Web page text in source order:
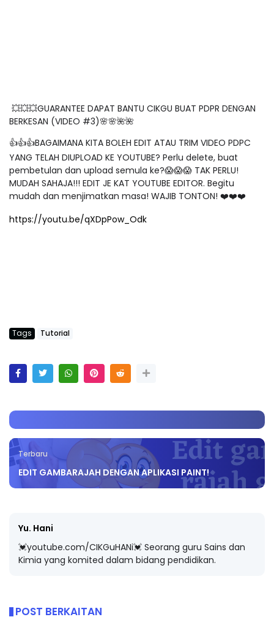
💥💥💥GUARANTEE DAPAT BANTU CIKGU BUAT PDPR DENGAN
BERKESAN (VIDEO #3)🌸🌸🌺🌺
👍👍👍BAGAIMANA KITA BOLEH EDIT ATAU TRIM VIDEO PDPC
YANG TELAH DIUPLOAD KE YOUTUBE? Perlu delete, buat
pembetulan dan upload semula ke?😱😱😱 TAK PERLU!
MUDAH SAHAJA!!! EDIT JE KAT YOUTUBE EDITOR. Begitu
mudah dan menjimatkan masa! WAJIB TONTON! ❤️❤️❤️
https://youtu.be/qXDpPow_Odk
Tags Tutorial
Terbaru
EDIT GAMBARAJAH DENGAN APLIKASI PAINT!
Yu. Hani
💓youtube.com/CIKGuHANi💓 Seorang guru Sains dan
Kimia yang komited dalam bidang pendidikan.
POST BERKAITAN